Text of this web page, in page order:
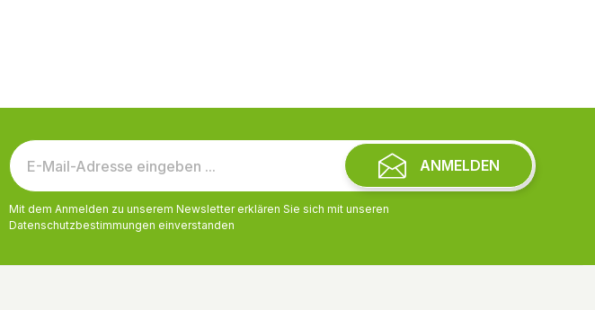
ANMELDEN
Mit dem Anmelden zu unserem Newsletter erklären Sie sich mit unseren
Datenschutzbestimmungen einverstanden